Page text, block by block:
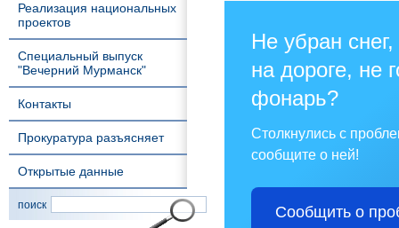
Реализация национальных
проектов
Специальный выпуск
"Вечерний Мурманск"
Контакты
Прокуратура разъясняет
Открытые данные
поиск
Не убран
на дороге, не
фонарь?
Столкнулись с
сообщите о ней!
Сообщить о